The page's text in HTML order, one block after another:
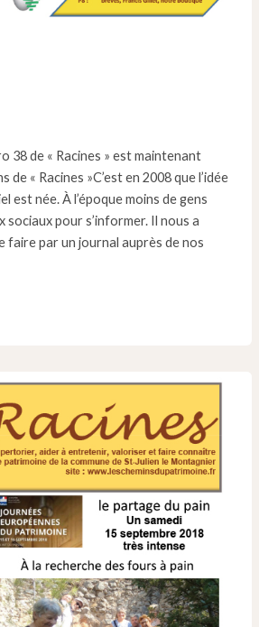
38 de « Racines » est maintenant
de « Racines »C’est en 2008 que l’idée
est née. À l’époque moins de gens
sociaux pour s’informer. Il nous a
faire par un journal auprès de nos